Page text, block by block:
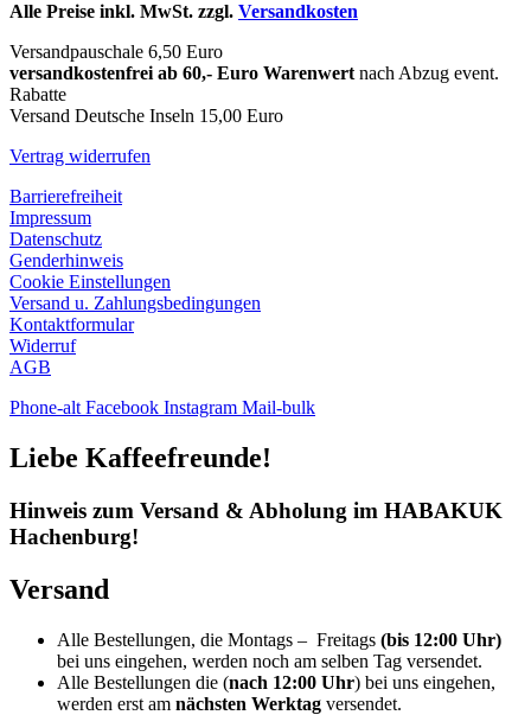
Alle Preise inkl. MwSt. zzgl. Versandkosten
Versandpauschale 6,50 Euro
versandkostenfrei ab 60,- Euro Warenwert nach Abzug event.
Rabatte
Versand Deutsche Inseln 15,00 Euro
Vertrag widerrufen
Barrierefreiheit
Impressum
Datenschutz
Genderhinweis
Cookie Einstellungen
Versand u. Zahlungsbedingungen
Kontaktformular
Widerruf
AGB
Phone-alt Facebook Instagram Mail-bulk
Liebe Kaffeefreunde!
Hinweis zum Versand & Abholung im HABAKUK
Hachenburg!
Versand
Alle Bestellungen, die Montags – Freitags (bis 12:00 Uhr)
bei uns eingehen, werden noch am selben Tag versendet.
Alle Bestellungen die (nach 12:00 Uhr) bei uns eingehen,
werden erst am nächsten Werktag versendet.